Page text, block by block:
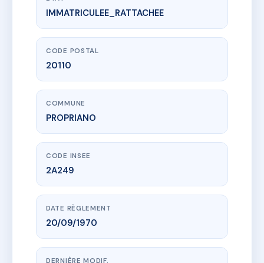
www.vme.plus/AD4807319
U SCOGLIU DI MARE
10 r bonaparte
IMMATRICULEE_RATTACHEE
CODE POSTAL
20110
COMMUNE
PROPRIANO
CODE INSEE
2A249
DATE RÈGLEMENT
20/09/1970
DERNIÈRE MODIF.